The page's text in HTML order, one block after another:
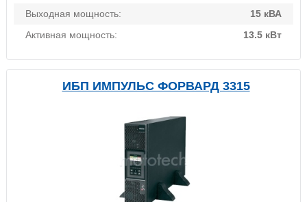
Выходная мощность:
15 кВА
Активная мощность:
13.5 кВт
ИБП ИМПУЛЬС ФОРВАРД 3315